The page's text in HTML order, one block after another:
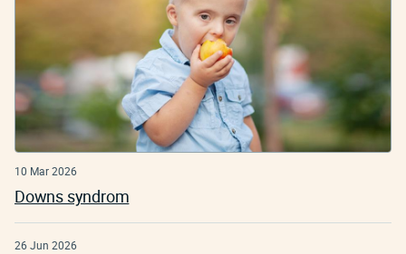
10 Mar 2026
Downs syndrom
26 Jun 2026